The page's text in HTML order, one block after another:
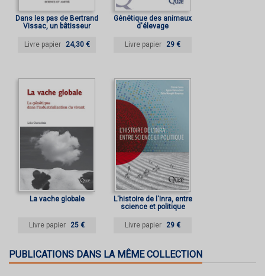
Dans les pas de Bertrand
Vissac, un bâtisseur
Livre papier 24,30 €
Génétique des animaux
d'élevage
Livre papier 29 €
La vache globale
Livre papier 25 €
L'histoire de l'Inra, entre
science et politique
Livre papier 29 €
PUBLICATIONS DANS LA MÊME COLLECTION